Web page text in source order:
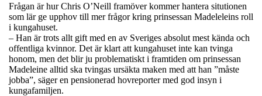
Frågan är hur Chris O’Neill framöver kommer hantera situtionen
som lär ge upphov till mer frågor kring prinsessan Madeleleins roll
i kungahuset.
– Han är trots allt gift med en av Sveriges absolut mest kända och
offentliga kvinnor. Det är klart att kungahuset inte kan tvinga
honom, men det blir ju problematiskt i framtiden om prinsessan
Madeleine alltid ska tvingas ursäkta maken med att han ”måste
jobba”, säger en pensionerad hovreporter med god insyn i
kungafamiljen.